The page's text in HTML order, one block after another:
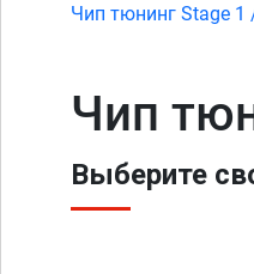
Чип тюнинг Stage 1
Чип
Выберите